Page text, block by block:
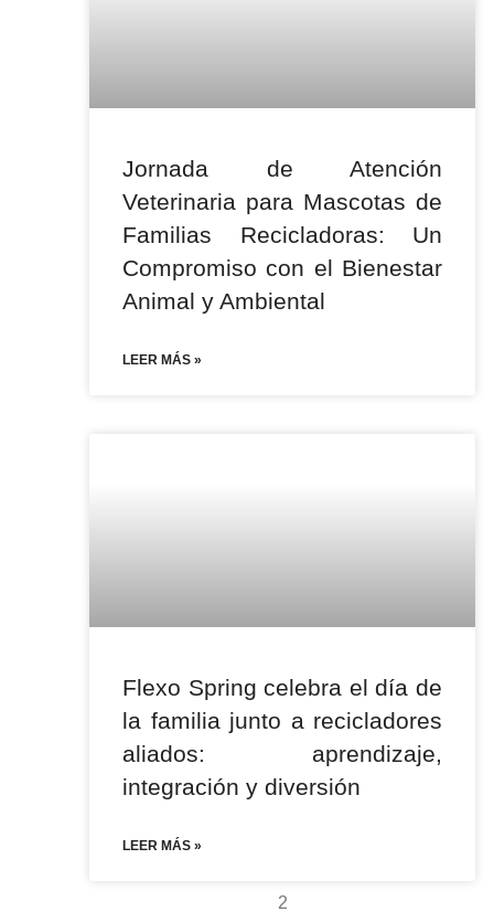
Jornada de Atención
Veterinaria para Mascotas de
Familias Recicladoras: Un
Compromiso con el Bienestar
Animal y Ambiental
LEER MÁS »
Flexo Spring celebra el día de
la familia junto a recicladores
aliados: aprendizaje,
integración y diversión
LEER MÁS »
2